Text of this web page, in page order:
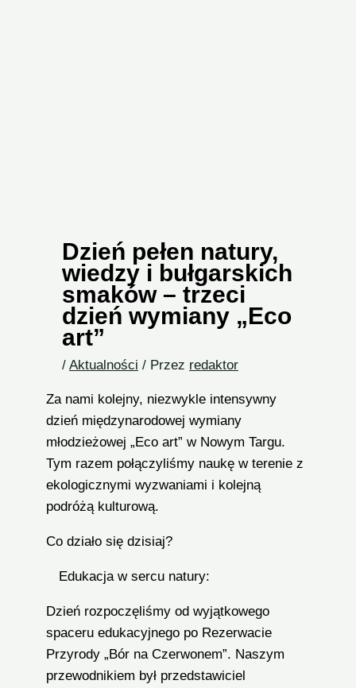
Dzień pełen natury,
wiedzy i bułgarskich
smaków – trzeci
dzień wymiany „Eco
art”
/ Aktualności / Przez redaktor
Za nami kolejny, niezwykle intensywny
dzień międzynarodowej wymiany
młodzieżowej „Eco art” w Nowym Targu.
Tym razem połączyliśmy naukę w terenie z
ekologicznymi wyzwaniami i kolejną
podróżą kulturową.
Co działo się dzisiaj?
Edukacja w sercu natury:
Dzień rozpoczęliśmy od wyjątkowego
spaceru edukacyjnego po Rezerwacie
Przyrody „Bór na Czerwonem”. Naszym
przewodnikiem był przedstawiciel